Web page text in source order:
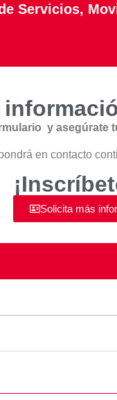
Servicios,
y asegúrate
en contacto
Solicita más